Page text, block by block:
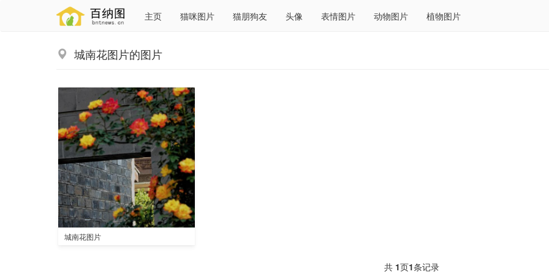
主页 猫咪图片 猫朋狗友 头像 表情图片 动物图片 植物图片
城南花图片的图片
城南花图片
共 1页1条记录